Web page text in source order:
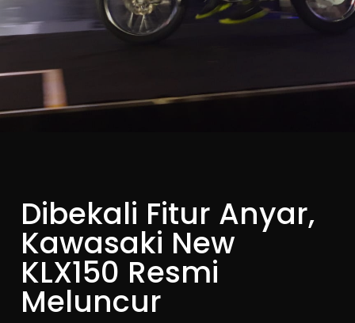
Dibekali Fitur Anyar,
Kawasaki New
KLX150 Resmi
Meluncur